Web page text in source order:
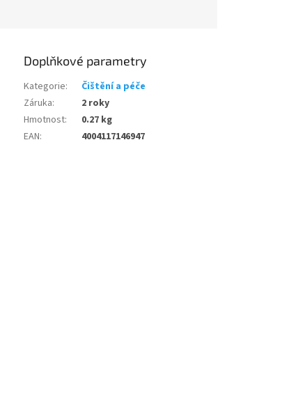
Doplňkové parametry
Kategorie:
Čištění a péče
Záruka:
2 roky
Hmotnost:
0.27 kg
EAN: 4004117146947